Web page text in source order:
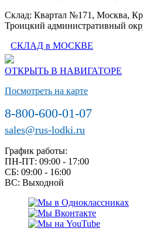
Склад: Квартал №171, Москва,
Троицкий административный
СКЛАД в МОСКВЕ
ОТКРЫТЬ В НАВИГАТОРЕ
Посмотреть на карте
8-800-600-01-07
sales@rus-lodki.ru
График работы:
ПН-ПТ: 09:00 - 17:00
СБ: 09:00 - 16:00
ВС: Выходной